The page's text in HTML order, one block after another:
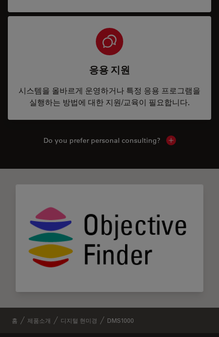
응용 지원
시스템을 올바르게 운영하거나 특정 응용 프로그램을
실행하는 방법에 대한 지원/교육이 필요합니다.
Do you prefer personal consulting? Show local
홈 제품소개 디지털 현미경 DMS1000